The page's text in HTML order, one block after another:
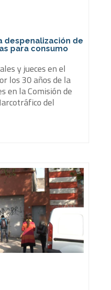
despenalización de
para consumo
y jueces en el
los 30 años de la
en la Comisión de
del